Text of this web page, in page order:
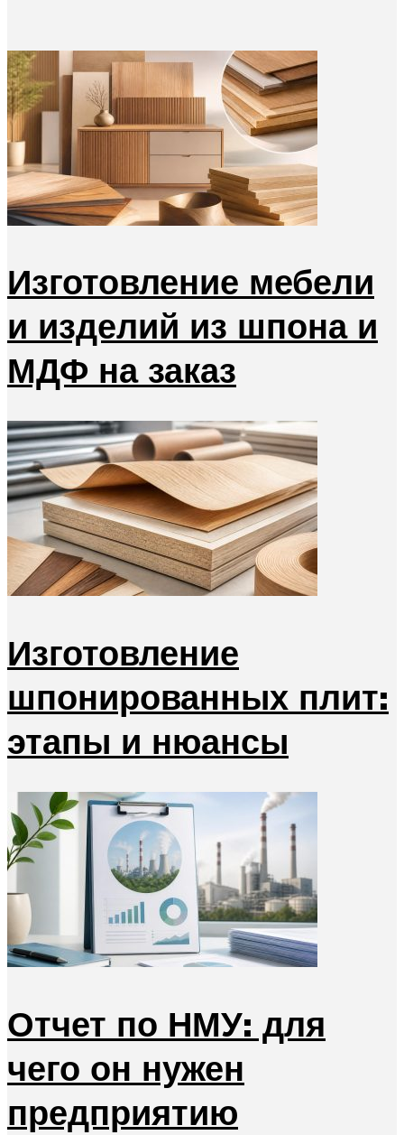
Изготовление мебели
и изделий из шпона и
МДФ на заказ
Изготовление
шпонированных плит:
этапы и нюансы
Отчет по НМУ: для
чего он нужен
предприятию